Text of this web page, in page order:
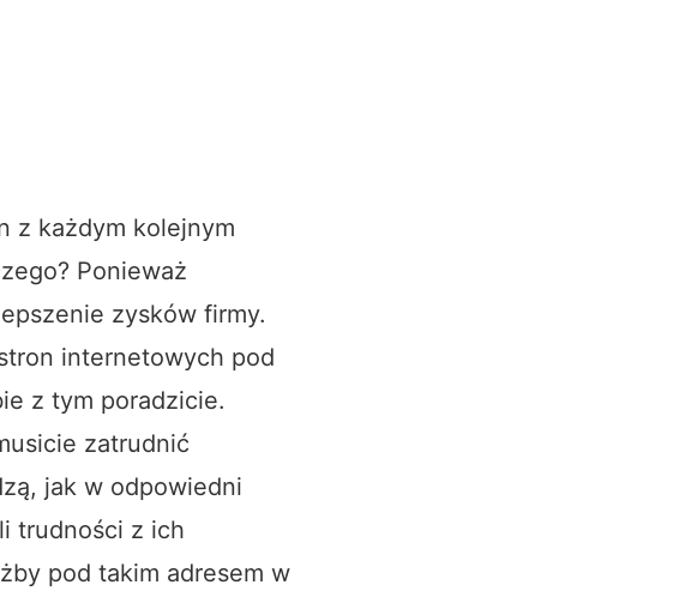
z każdym kolejnym
Ponieważ
zysków firmy.
internetowych pod
z tym poradzicie.
zatrudnić
jak w odpowiedni
trudności z ich
pod takim adresem w